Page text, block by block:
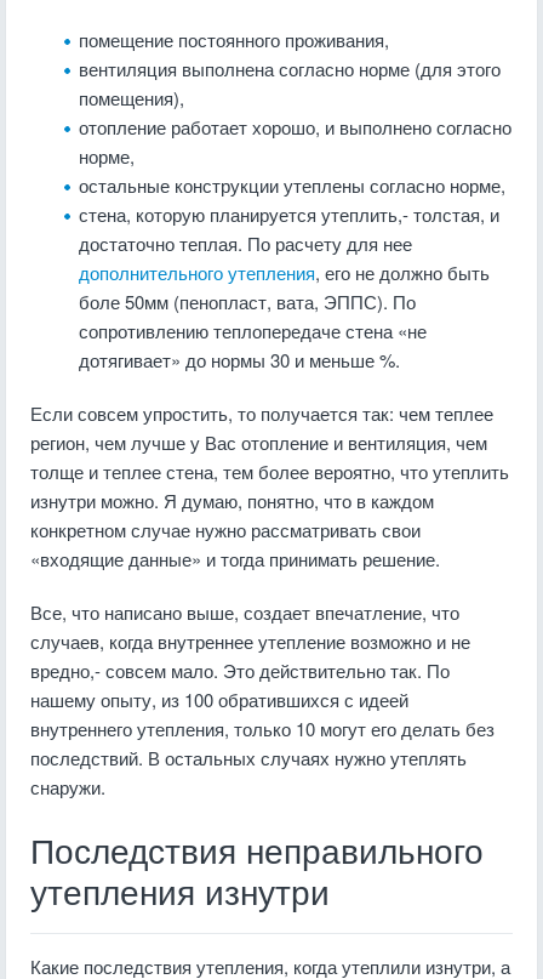
помещение постоянного проживания,
вентиляция выполнена согласно норме (для этого
помещения),
отопление работает хорошо, и выполнено согласно
норме,
остальные конструкции утеплены согласно норме,
стена, которую планируется утеплить,- толстая, и
достаточно теплая. По расчету для нее
дополнительного утепления, его не должно быть
боле 50мм (пенопласт, вата, ЭППС). По
сопротивлению теплопередаче стена «не
дотягивает» до нормы 30 и меньше %.
Если совсем упростить, то получается так: чем теплее
регион, чем лучше у Вас отопление и вентиляция, чем
толще и теплее стена, тем более вероятно, что утеплить
изнутри можно. Я думаю, понятно, что в каждом
конкретном случае нужно рассматривать свои
«входящие данные» и тогда принимать решение.
Все, что написано выше, создает впечатление, что
случаев, когда внутреннее утепление возможно и не
вредно,- совсем мало. Это действительно так. По
нашему опыту, из 100 обратившихся с идеей
внутреннего утепления, только 10 могут его делать без
последствий. В остальных случаях нужно утеплять
снаружи.
Последствия неправильного
утепления изнутри
Какие последствия утепления, когда утеплили изнутри, а